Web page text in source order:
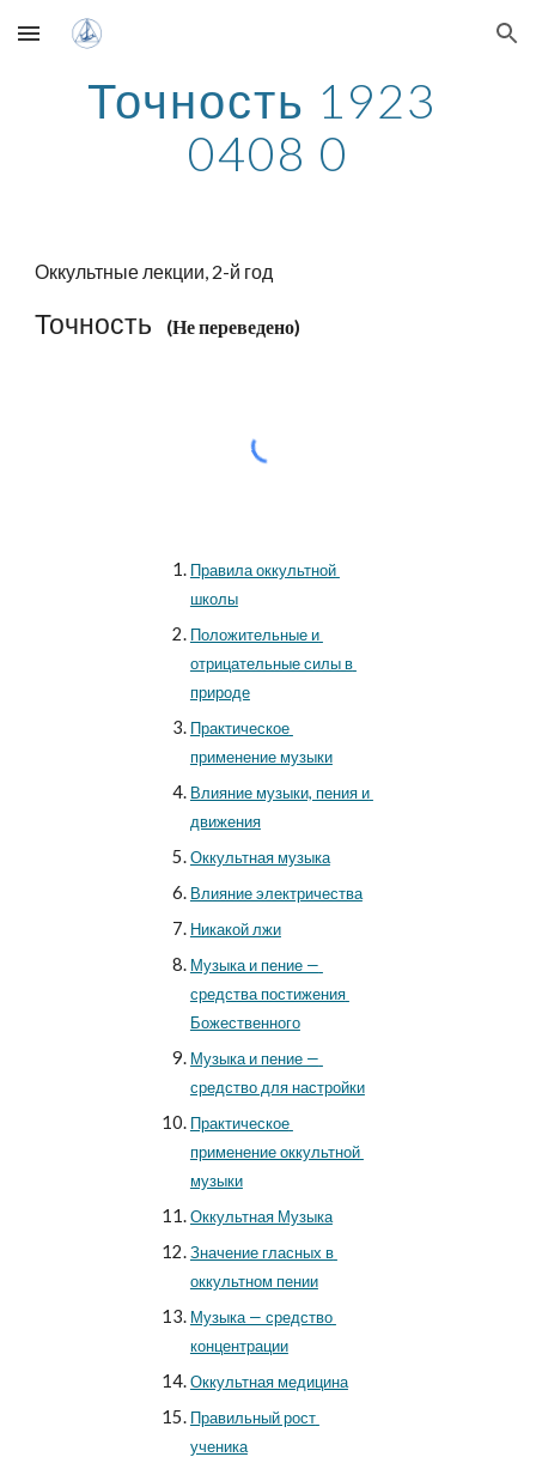
Skip to main content Skip to navigation
Точность 1923
0408 0
Оккультные лекции, 2-й год
Точность
    (Не переведено)
Правила оккультной
школы
Положительные и
отрицательные силы в
природе
Практическое
применение музыки
Влияние музыки, пения и
движения
Оккультная музыка
Влияние электричества
Никакой лжи
Музыка и пение —
средства постижения
Божественного
Музыка и пение —
средство для настройки
Практическое
применение оккультной
музыки
Оккультная Музыка
Значение гласных в
оккультном пении
Музыка — средство
концентрации
Оккультная медицина
Правильный рост
ученика